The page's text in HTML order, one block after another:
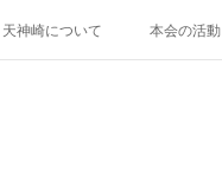
天神崎について 本会の活動